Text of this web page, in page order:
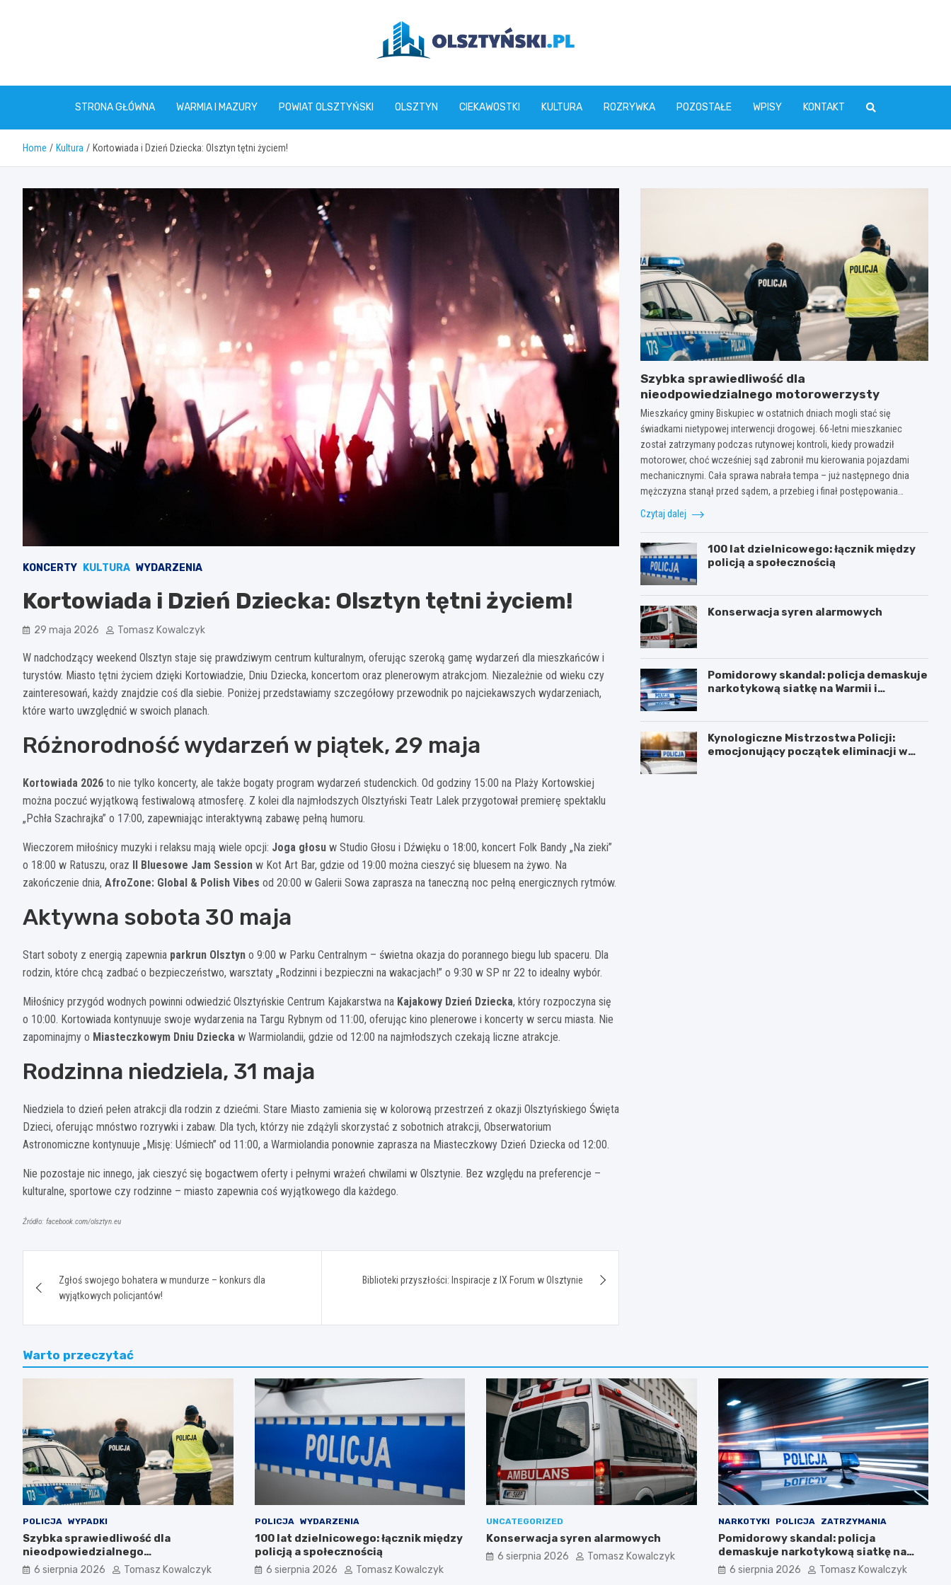
olsztynski.pl
STRONA GŁÓWNA WARMIA I MAZURY POWIAT OLSZTYŃSKI OLSZTYN CIEKAWOSTKI KULTURA ROZRYWKA POZOSTAŁE WPISY KONTAKT
Home Kultura Kortowiada i Dzień Dziecka: Olsztyn tętni życiem!
KONCERTY KULTURA WYDARZENIA
Kortowiada i Dzień Dziecka: Olsztyn tętni życiem!
29 maja 2026 Tomasz Kowalczyk
W nadchodzący weekend Olsztyn staje się prawdziwym centrum kulturalnym, oferując szeroką gamę wydarzeń dla mieszkańców i
turystów. Miasto tętni życiem dzięki Kortowiadzie, Dniu Dziecka, koncertom oraz plenerowym atrakcjom. Niezależnie od wieku czy
zainteresowań, każdy znajdzie coś dla siebie. Poniżej przedstawiamy szczegółowy przewodnik po najciekawszych wydarzeniach,
które warto uwzględnić w swoich planach.
Różnorodność wydarzeń w piątek, 29 maja
Kortowiada 2026 to nie tylko koncerty, ale także bogaty program wydarzeń studenckich. Od godziny 15:00 na Plaży Kortowskiej
można poczuć wyjątkową festiwalową atmosferę. Z kolei dla najmłodszych Olsztyński Teatr Lalek przygotował premierę spektaklu
„Pchła Szachrajka” o 17:00, zapewniając interaktywną zabawę pełną humoru.
Wieczorem miłośnicy muzyki i relaksu mają wiele opcji: Joga głosu w Studio Głosu i Dźwięku o 18:00, koncert Folk Bandy „Na zieki”
o 18:00 w Ratuszu, oraz II Bluesowe Jam Session w Kot Art Bar, gdzie od 19:00 można cieszyć się bluesem na żywo. Na
zakończenie dnia, AfroZone: Global & Polish Vibes od 20:00 w Galerii Sowa zaprasza na taneczną noc pełną energicznych rytmów.
Aktywna sobota 30 maja
Start soboty z energią zapewnia parkrun Olsztyn o 9:00 w Parku Centralnym – świetna okazja do porannego biegu lub spaceru. Dla
rodzin, które chcą zadbać o bezpieczeństwo, warsztaty „Rodzinni i bezpieczni na wakacjach!” o 9:30 w SP nr 22 to idealny wybór.
Miłośnicy przygód wodnych powinni odwiedzić Olsztyńskie Centrum Kajakarstwa na Kajakowy Dzień Dziecka, który rozpoczyna się
o 10:00. Kortowiada kontynuuje swoje wydarzenia na Targu Rybnym od 11:00, oferując kino plenerowe i koncerty w sercu miasta. Nie
zapominajmy o Miasteczkowym Dniu Dziecka w Warmiolandii, gdzie od 12:00 na najmłodszych czekają liczne atrakcje.
Rodzinna niedziela, 31 maja
Niedziela to dzień pełen atrakcji dla rodzin z dziećmi. Stare Miasto zamienia się w kolorową przestrzeń z okazji Olsztyńskiego Święta
Dzieci, oferując mnóstwo rozrywki i zabaw. Dla tych, którzy nie zdążyli skorzystać z sobotnich atrakcji, Obserwatorium
Astronomiczne kontynuuje „Misję: Uśmiech” od 11:00, a Warmiolandia ponownie zaprasza na Miasteczkowy Dzień Dziecka od 12:00.
Nie pozostaje nic innego, jak cieszyć się bogactwem oferty i pełnymi wrażeń chwilami w Olsztynie. Bez względu na preferencje –
kulturalne, sportowe czy rodzinne – miasto zapewnia coś wyjątkowego dla każdego.
Źródło: facebook.com/olsztyn.eu
wpisu
Zgłoś swojego bohatera w mundurze – konkurs dla
wyjątkowych policjantów!
Biblioteki przyszłości: Inspiracje z IX Forum w Olsztynie
Szybka sprawiedliwość dla
nieodpowiedzialnego motorowerzysty
Mieszkańcy gminy Biskupiec w ostatnich dniach mogli stać się
świadkami nietypowej interwencji drogowej. 66-letni mieszkaniec
został zatrzymany podczas rutynowej kontroli, kiedy prowadził
motorower, choć wcześniej sąd zabronił mu kierowania pojazdami
mechanicznymi. Cała sprawa nabrała tempa – już następnego dnia
mężczyzna stanął przed sądem, a przebieg i finał postępowania…
Czytaj dalej
100 lat dzielnicowego: łącznik między
policją a społecznością
Konserwacja syren alarmowych
Pomidorowy skandal: policja demaskuje
narkotykową siatkę na Warmii i
Kynologiczne Mistrzostwa Policji:
emocjonujący początek eliminacji w
Warto przeczytać
POLICJA WYPADKI
Szybka sprawiedliwość dla
nieodpowiedzialnego
motorowerzysty
6 sierpnia 2026 Tomasz Kowalczyk
POLICJA WYDARZENIA
100 lat dzielnicowego: łącznik między
policją a społecznością
6 sierpnia 2026 Tomasz Kowalczyk
UNCATEGORIZED
Konserwacja syren alarmowych
6 sierpnia 2026 Tomasz Kowalczyk
NARKOTYKI POLICJA ZATRZYMANIA
Pomidorowy skandal: policja
demaskuje narkotykową siatkę na
Warmii i Mazurach
6 sierpnia 2026 Tomasz Kowalczyk